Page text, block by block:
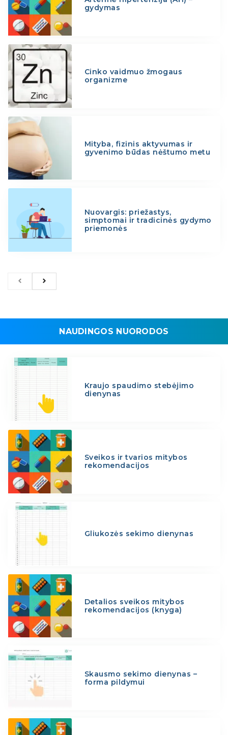
gydymas
Cinko vaidmuo žmogaus
organizme
Mityba, fizinis aktyvumas ir
gyvenimo būdas nėštumo metu
Nuovargis: priežastys,
simptomai ir tradicinės gydymo
priemonės
NAUDINGOS NUORODOS
Kraujo spaudimo stebėjimo
dienynas
Sveikos ir tvarios mitybos
rekomendacijos
Gliukozės sekimo dienynas
Detalios sveikos mitybos
rekomendacijos (knyga)
Skausmo sekimo dienynas –
forma pildymui